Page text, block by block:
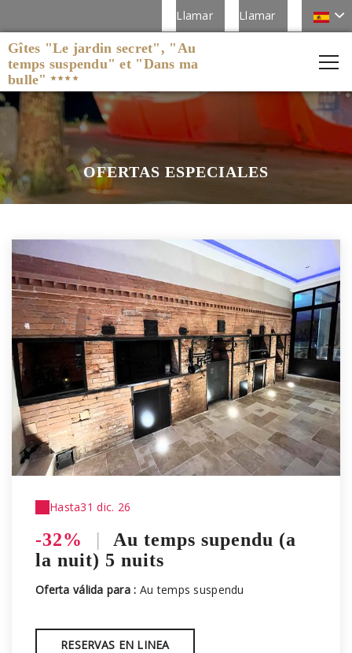
Llamar
Llamar
Gîtes "Le jardin secret", "Au
temps suspendu" et "Dans ma
bulle"
OFERTAS ESPECIALES
Hasta31 dic. 26
-32% |
Au temps supendu (a
la nuit) 5 nuits
Oferta válida para : Au temps suspendu
RESERVAS EN LINEA